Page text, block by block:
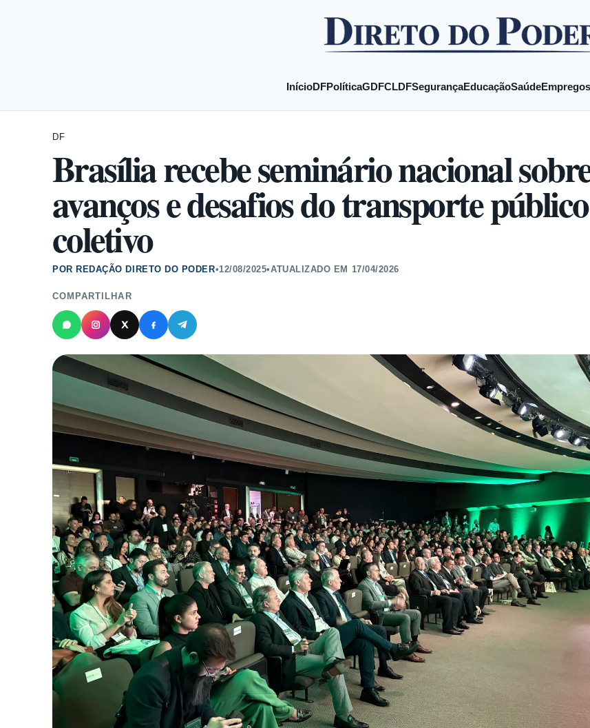
InícioDFPolíticaGDFCLDFSegurançaEducaçãoSaúdeEmpregos
DF
Brasília recebe seminário nacional
avanços e desafios do transporte público
coletivo
POR REDAÇÃO DIRETO DO PODER•12/08/2025•ATUALIZADO EM 17/04/2026
COMPARTILHAR